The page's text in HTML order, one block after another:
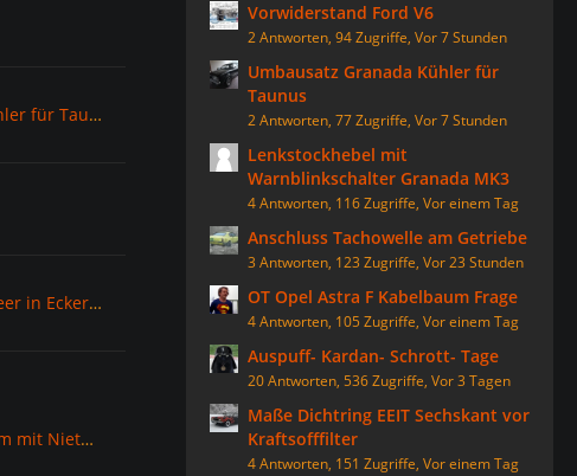
Umbausatz Granada Kühler für Taunus
Hubraum Strand und Meer in Eckernförde
Sicherungshalter Problem mit Nieten bei Granada und Taunus
Vorwiderstand Ford V6
2 Antworten, 94 Zugriffe, Vor 7 Stunden
Umbausatz Granada Kühler für
Taunus
2 Antworten, 77 Zugriffe, Vor 7 Stunden
Lenkstockhebel mit
Warnblinkschalter Granada MK3
4 Antworten, 116 Zugriffe, Vor einem Tag
Anschluss Tachowelle am Getriebe
3 Antworten, 123 Zugriffe, Vor 23 Stunden
OT Opel Astra F Kabelbaum Frage
4 Antworten, 105 Zugriffe, Vor einem Tag
Auspuff- Kardan- Schrott- Tage
20 Antworten, 536 Zugriffe, Vor 3 Tagen
Maße Dichtring EEIT Sechskant vor
Kraftsofffilter
4 Antworten, 151 Zugriffe, Vor einem Tag